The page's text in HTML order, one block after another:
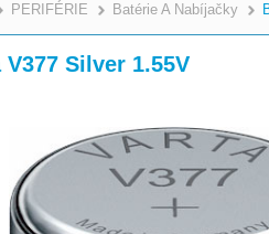
PERIFÉRIE >
Batérie A Nabíjačky
V377 Silver 1.55V